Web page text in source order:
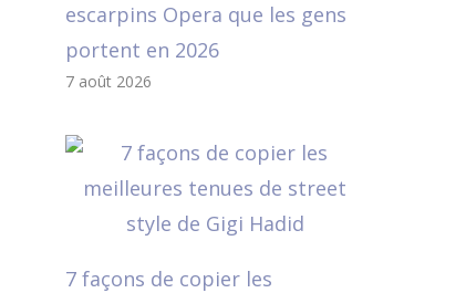
escarpins Opera que les gens
portent en 2026
7 août 2026
7 façons de copier les